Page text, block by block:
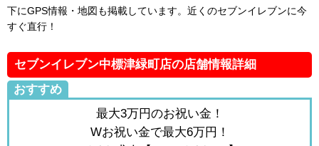
下にGPS情報・地図も掲載しています。近くのセブンイレブンに今
すぐ直行！
セブンイレブン中標津緑町店の店舗情報詳細
おすすめ
最大3万円のお祝い金！
Wお祝い金で最大6万円！